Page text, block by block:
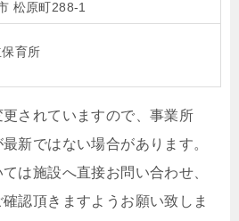
松原町288-1
育所
されていますので、事業所
新ではない場合があります。
は施設へ直接お問い合わせ、
認頂きますようお願い致しま